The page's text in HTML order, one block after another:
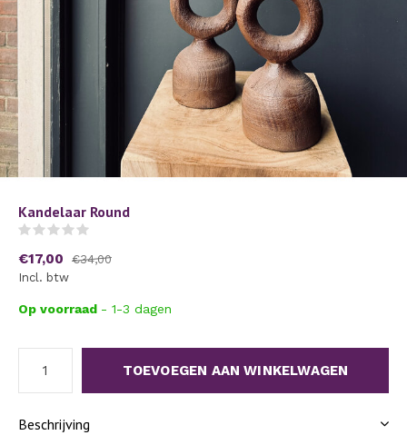
Kandelaar Round
€17,00
€34,00
Incl. btw
Op voorraad - 1-3 dagen
TOEVOEGEN AAN WINKELWAGEN
Beschrijving